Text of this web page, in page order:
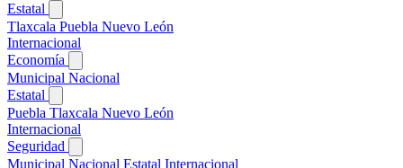
Estatal
Tlaxcala Puebla Nuevo León
Internacional
Economía
Municipal Nacional
Estatal
Puebla Tlaxcala Nuevo León
Internacional
Seguridad
Municipal Nacional Estatal Internacional